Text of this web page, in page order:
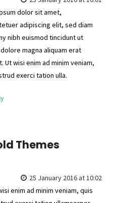
dolor sit amet,
adipiscing elit, sed diam
nibh euismod tincidunt ut
magna aliquam erat
Ut wisi enim ad minim veniam,
exerci tation ulla.
Themes
25 January 2016 at 10:02
enim ad minim veniam, quis